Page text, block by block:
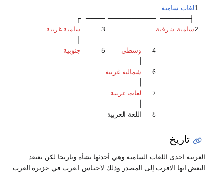
1لغات سامية
┤──────
───
───────
────
┌
2سامية شرقية 3
سامية غربية
┐──────
─────
├
4
وسطى 5
جنوبية
6
شمالية غربية
7
لغات عربية
8
اللغة العربية
تاريخ
العربية احدى اللغات السامية وهي أحدثها نشأة وتاريخا لكن يعتقد
البعض انها الاقرب إلى المصدر وذلك لاحتباس العرب في جزيرة العرب